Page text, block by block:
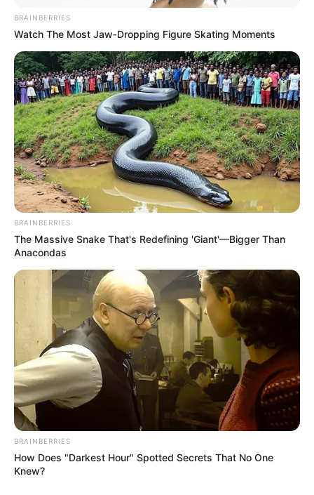
BRAINBERRIES
Watch The Most Jaw‑Dropping Figure Skating Moments
BRAINBERRIES
The Massive Snake That's Redefining 'Giant'—Bigger Than
Anacondas
BRAINBERRIES
How Does "Darkest Hour" Spotted Secrets That No One
Knew?